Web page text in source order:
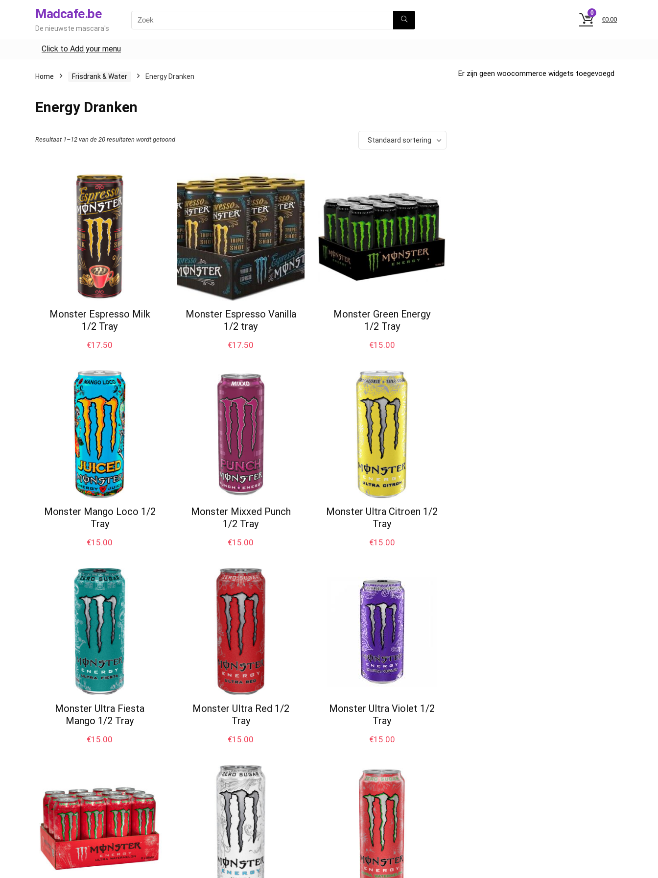
Madcafe.be
De nieuwste mascara's
0
€0.00
Click to Add your menu
Home Frisdrank & Water Energy Dranken
Energy Dranken
Resultaat 1–12 van de 20 resultaten wordt getoond Standaard sortering
Monster Espresso Milk
1/2 Tray
€17.50
Monster Espresso Vanilla
1/2 tray
€17.50
Monster Green Energy
1/2 Tray
€15.00
Monster Mango Loco 1/2
Tray
€15.00
Monster Mixxed Punch
1/2 Tray
€15.00
Monster Ultra Citroen 1/2
Tray
€15.00
Monster Ultra Fiesta
Mango 1/2 Tray
€15.00
Monster Ultra Red 1/2
Tray
€15.00
Monster Ultra Violet 1/2
Tray
€15.00
Er zijn geen woocommerce widgets toegevoegd